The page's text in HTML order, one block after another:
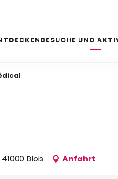
BESUCHE UND
Blois Anfahrt